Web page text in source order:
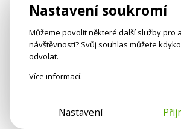
Nastavení soukromí
Můžeme povolit některé další služby pro
návštěvnosti? Svůj souhlas můžete
odvolat.
Více informací.
Nastavení